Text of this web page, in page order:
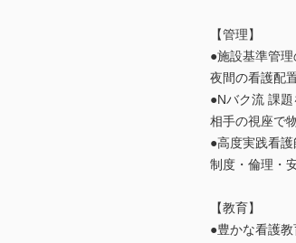
【管理】
●施設基準管理
夜間の看護配
●Nバク流 課題
相手の視座で
●高度実践看
制度・倫理・
【教育】
●豊かな看護